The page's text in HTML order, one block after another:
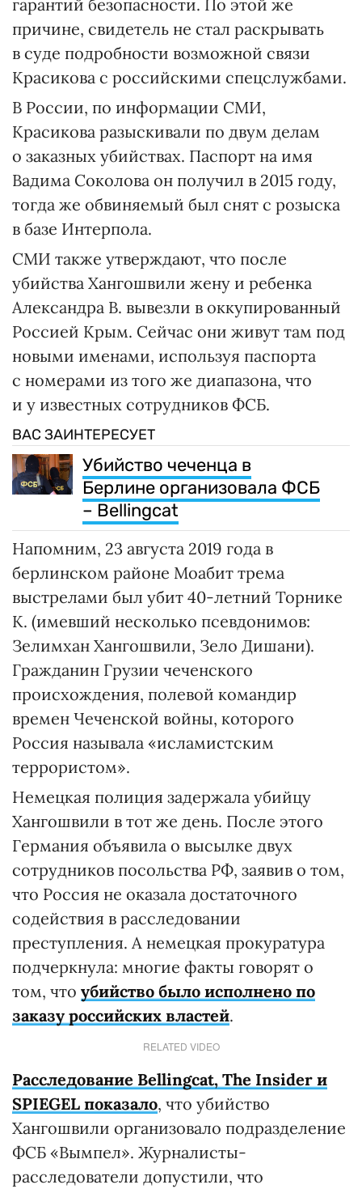
гарантий безопасности. По этой же
причине, свидетель не стал раскрывать
в суде подробности возможной связи
Красикова с российскими спецслужбами.
В России, по информации СМИ,
Красикова разыскивали по двум делам
о заказных убийствах. Паспорт на имя
Вадима Соколова он получил в 2015 году,
тогда же обвиняемый был снят с розыска
в базе Интерпола.
СМИ также утверждают, что после
убийства Хангошвили жену и ребенка
Александра В. вывезли в оккупированный
Россией Крым. Сейчас они живут там под
новыми именами, используя паспорта
с номерами из того же диапазона, что
и у известных сотрудников ФСБ.
ВАС ЗАИНТЕРЕСУЕТ
Убийство чеченца в
Берлине организовала ФСБ
– Bellingcat
Напомним, 23 августа 2019 года в
берлинском районе Моабит трема
выстрелами был убит 40-летний Торнике
К. (имевший несколько псевдонимов:
Зелимхан Хангошвили, Зело Дишани).
Гражданин Грузии чеченского
происхождения, полевой командир
времен Чеченской войны, которого
Россия называла «исламистским
террористом».
Немецкая полиция задержала убийцу
Хангошвили в тот же день. После этого
Германия объявила о высылке двух
сотрудников посольства РФ, заявив о том,
что Россия не оказала достаточного
содействия в расследовании
преступления. А немецкая прокуратура
подчеркнула: многие факты говорят о
том, что убийство было исполнено по
заказу российских властей.
RELATED VIDEO
Расследование Bellingcat, The Insider и
SPIEGEL показало, что убийство
Хангошвили организовало подразделение
ФСБ «Вымпел». Журналисты-
расследователи допустили, что